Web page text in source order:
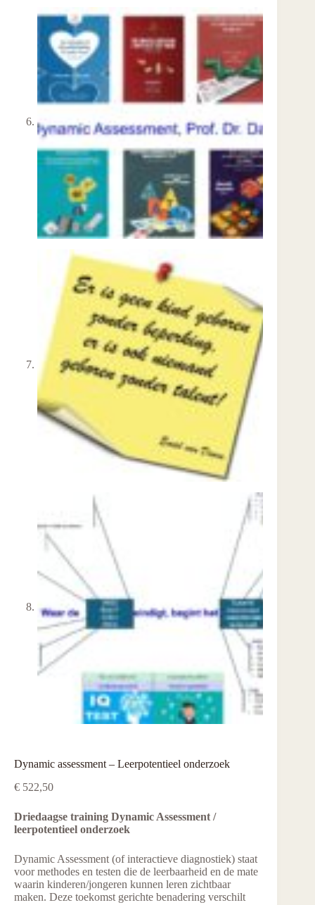
Dynamic assessment – Leerpotentieel onderzoek
€ 522,50
Driedaagse training Dynamic Assessment /
leerpotentieel onderzoek
Dynamic Assessment (of interactieve diagnostiek) staat
voor methodes en testen die de leerbaarheid en de mate
waarin kinderen/jongeren kunnen leren zichtbaar
maken. Deze toekomst gerichte benadering verschilt